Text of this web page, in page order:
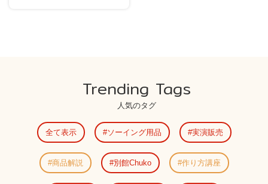
Trending Tags
人気のタグ
全て表示 ソーイング用品 実演販売
商品解説 別館Chuko 作り方講座